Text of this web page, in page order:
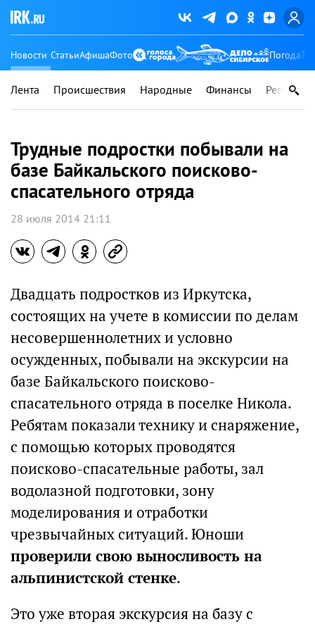
Новости СтатьиАфишаФото Погода
Лента Происшествия Народные Финансы Регионы
Трудные подростки побывали на
базе Байкальского поисково-
спасательного отряда
28 июля 2014 21:11
Двадцать подростков из Иркутска,
состоящих на учете в комиссии по делам
несовершеннолетних и условно
осужденных, побывали на экскурсии на
базе Байкальского поисково-
спасательного отряда в поселке Никола.
Ребятам показали технику и снаряжение,
с помощью которых проводятся
поисково-спасательные работы, зал
водолазной подготовки, зону
моделирования и отработки
чрезвычайных ситуаций. Юноши
проверили свою выносливость на
альпинистской стенке.
Это уже вторая экскурсия на базу с